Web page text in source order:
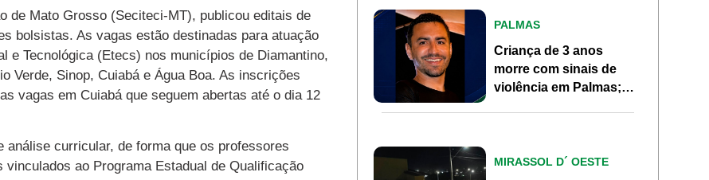
de Mato Grosso (Seciteci-MT), publicou editais de
bolsistas. As vagas estão destinadas para atuação
e Tecnológica (Etecs) nos municípios de Diamantino,
Verde, Sinop, Cuiabá e Água Boa. As inscrições
vagas em Cuiabá que seguem abertas até o dia 12
curricular, de forma que os professores
ao Programa Estadual de Qualificação
PALMAS
Criança de 3 anos
morre com sinais de
violência em Palmas;
MIRASSOL D´ OESTE